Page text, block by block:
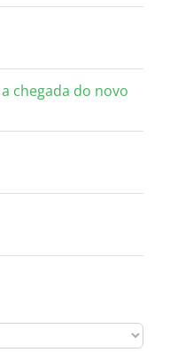
chegada do novo